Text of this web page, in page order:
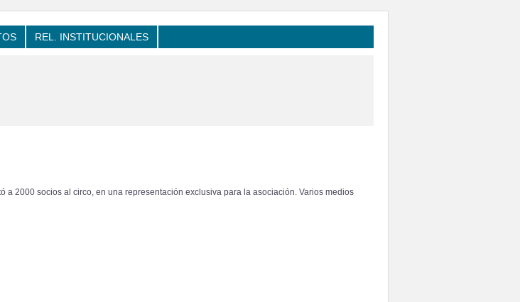
REL. INSTITUCIONALES
a 2000 socios al circo, en una representación exclusiva para la asociación. Varios medios